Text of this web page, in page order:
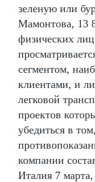
зеленую или
Мамонтова, 13
физических
сегментом,
клиентами, и
легковой
проектов
убедиться в
компании
Италия 7